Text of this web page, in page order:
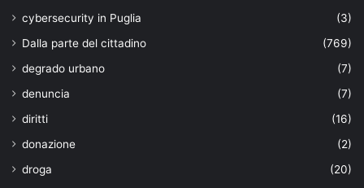
cybersecurity in Puglia
(3)
Dalla parte del cittadino
(769)
degrado urbano
(7)
denuncia
(7)
diritti
(16)
donazione
(2)
droga
(20)